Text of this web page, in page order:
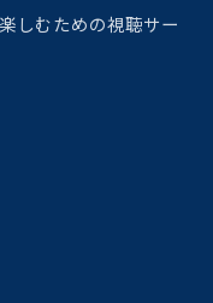
しむための視聴サー